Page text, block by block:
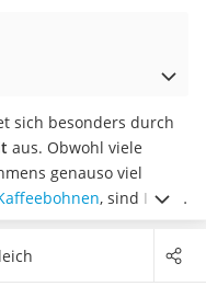
sich besonders durch
aus. Obwohl viele
genauso viel
, sind Idee-
und somit
Kaffees zeigen, dass